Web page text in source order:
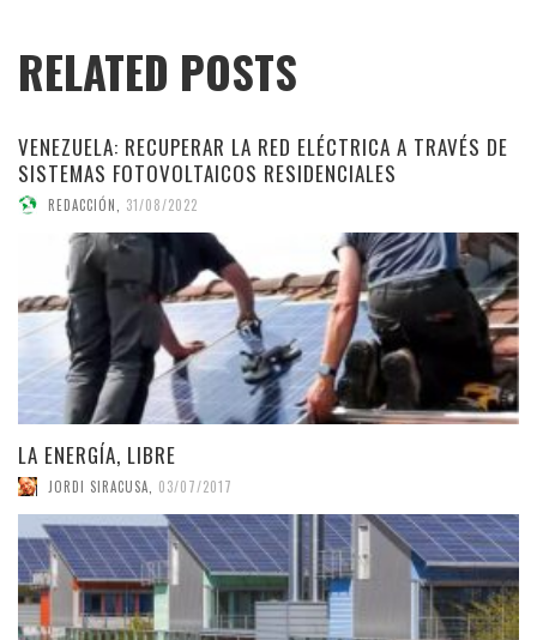
RELATED POSTS
VENEZUELA: RECUPERAR LA RED ELÉCTRICA A TRAVÉS DE
SISTEMAS FOTOVOLTAICOS RESIDENCIALES
REDACCIÓN 31/08/2022
LA ENERGÍA, LIBRE
JORDI SIRACUSA 03/07/2017